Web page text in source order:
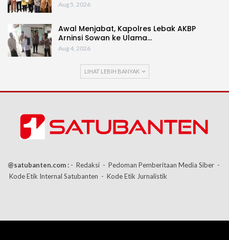
Aug 5, 2026
Awal Menjabat, Kapolres Lebak AKBP
Arninsi Sowan ke Ulama…
Aug 4, 2026
LIHAT LEBIH BANYAK
@satubanten.com : - Redaksi - Pedoman Pemberitaan Media Siber -
Kode Etik Internal Satubanten - Kode Etik Jurnalistik